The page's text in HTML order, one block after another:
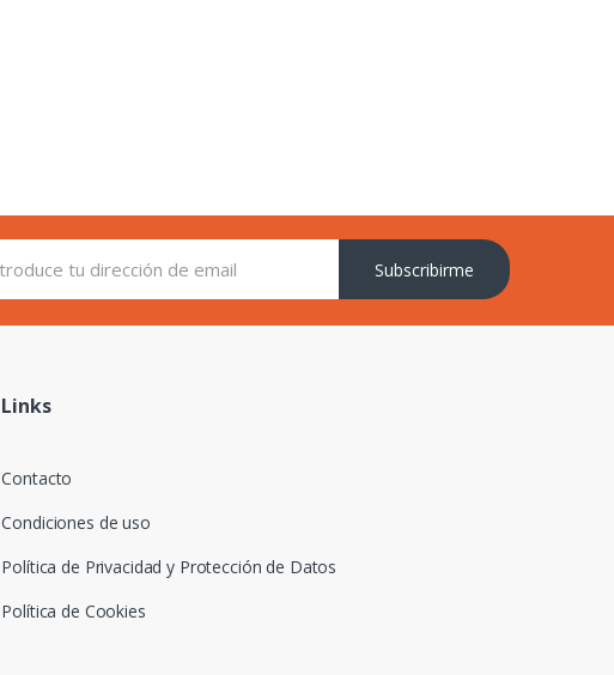
Subscribirme
Links
Contacto
Condiciones de uso
Política de Privacidad y Protección de Datos
Política de Cookies